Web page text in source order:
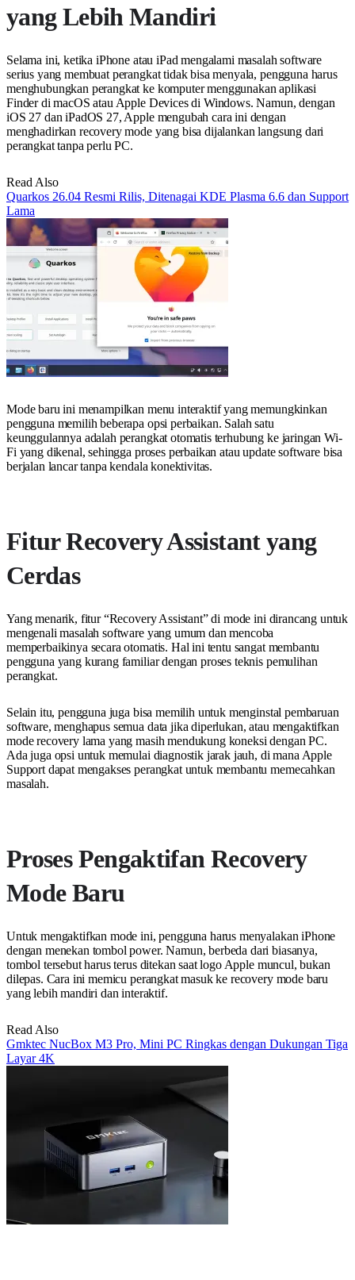
yang Lebih Mandiri
Selama ini, ketika iPhone atau iPad mengalami masalah software
serius yang membuat perangkat tidak bisa menyala, pengguna harus
menghubungkan perangkat ke komputer menggunakan aplikasi
Finder di macOS atau Apple Devices di Windows. Namun, dengan
iOS 27 dan iPadOS 27, Apple mengubah cara ini dengan
menghadirkan recovery mode yang bisa dijalankan langsung dari
perangkat tanpa perlu PC.
Read Also
Quarkos 26.04 Resmi Rilis, Ditenagai KDE Plasma 6.6 dan Support
Lama
Mode baru ini menampilkan menu interaktif yang memungkinkan
pengguna memilih beberapa opsi perbaikan. Salah satu
keunggulannya adalah perangkat otomatis terhubung ke jaringan Wi-
Fi yang dikenal, sehingga proses perbaikan atau update software bisa
berjalan lancar tanpa kendala konektivitas.
Fitur Recovery Assistant yang
Cerdas
Yang menarik, fitur “Recovery Assistant” di mode ini dirancang untuk
mengenali masalah software yang umum dan mencoba
memperbaikinya secara otomatis. Hal ini tentu sangat membantu
pengguna yang kurang familiar dengan proses teknis pemulihan
perangkat.
Selain itu, pengguna juga bisa memilih untuk menginstal pembaruan
software, menghapus semua data jika diperlukan, atau mengaktifkan
mode recovery lama yang masih mendukung koneksi dengan PC.
Ada juga opsi untuk memulai diagnostik jarak jauh, di mana Apple
Support dapat mengakses perangkat untuk membantu memecahkan
masalah.
Proses Pengaktifan Recovery
Mode Baru
Untuk mengaktifkan mode ini, pengguna harus menyalakan iPhone
dengan menekan tombol power. Namun, berbeda dari biasanya,
tombol tersebut harus terus ditekan saat logo Apple muncul, bukan
dilepas. Cara ini memicu perangkat masuk ke recovery mode baru
yang lebih mandiri dan interaktif.
Read Also
Gmktec NucBox M3 Pro, Mini PC Ringkas dengan Dukungan Tiga
Layar 4K